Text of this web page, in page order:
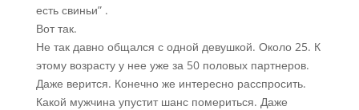
есть свиньи” .
Вот так.
Не так давно общался с одной девушкой. Около 25. К
этому возрасту у нее уже за 50 половых партнеров.
Даже верится. Конечно же интересно расспросить.
Какой мужчина упустит шанс помериться. Даже